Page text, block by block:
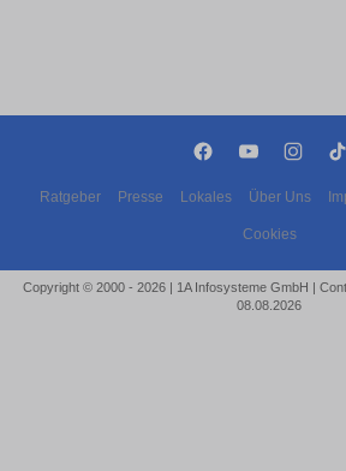
Ratgeber Presse Lokales Über Uns
Cookies
Copyright © 2000 - 2026 | 1A Infosysteme GmbH |
08.08.2026